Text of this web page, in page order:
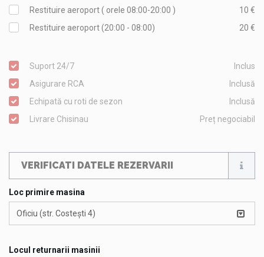
Restituire aeroport ( orele 08:00-20:00 )
10 €
Restituire aeroport (20:00 - 08:00)
20 €
Suport 24/7
Inclus
Asigurare RCA
Inclusă
Echipată cu roti de sezon
Inclusă
Livrare Chisinau
Preț negociabil
VERIFICATI DATELE REZERVARII
Loc primire masina
Oficiu (str. Costești 4)
Locul returnarii masinii